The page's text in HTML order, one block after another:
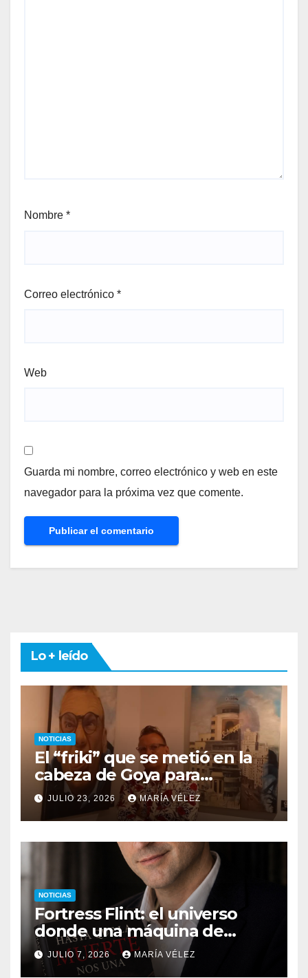
Nombre *
Correo electrónico *
Web
Guarda mi nombre, correo electrónico y web en este
navegador para la próxima vez que comente.
Lo + leído
NOTICIAS
El “friki” que se metió en la
cabeza de Goya para
descubrir qué esconden sus
monstruos
JULIO 23, 2026 MARÍA VÉLEZ
NOTICIAS
Fortress Flint: el universo
donde una máquina de
escribir, un silbido o un
recuerdo pueden cambiarlo
JULIO 7, 2026 MARÍA VÉLEZ